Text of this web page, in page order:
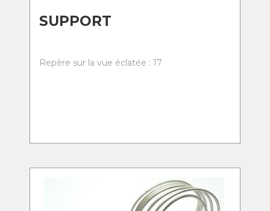
SUPPORT
Repère sur la vue éclatée : 17